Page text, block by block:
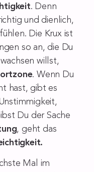
. Denn
und dienlich,
Die Krux ist
so an, die Du
willst,
. Wenn Du
hast, gibt es
Du der Sache
, geht das
Mal im